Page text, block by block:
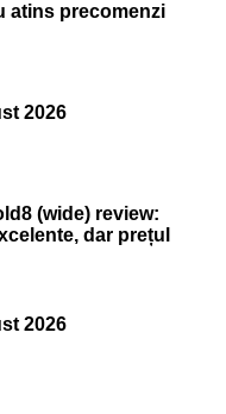
atins precomenzi
2026
(wide) review:
dar prețul
2026